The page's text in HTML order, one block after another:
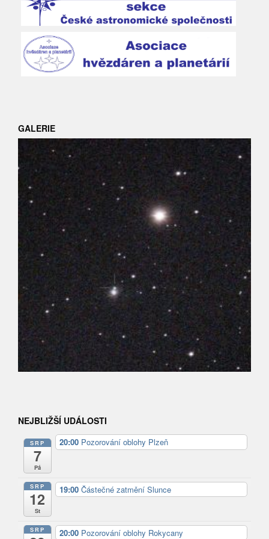
GALERIE
NEJBLIŽŠÍ UDÁLOSTI
SRP
7
Pá
20:00 Pozorování oblohy Plzeň
SRP
12
St
19:00 Částečné zatmění Slunce
SRP 20:00 Pozorování oblohy Rokycany